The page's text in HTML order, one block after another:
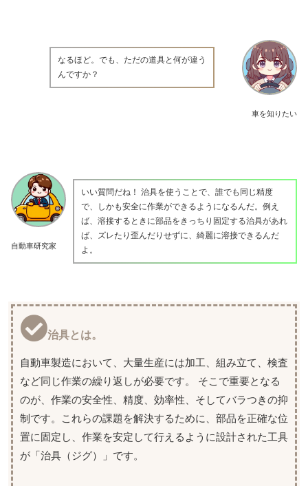
車を知りたい
なるほど。でも、ただの道具と何が違う
んですか？
自動車研究家
いい質問だね！ 治具を使うことで、誰でも同じ精度
で、しかも安全に作業ができるようになるんだ。例え
ば、溶接するときに部品をきっちり固定する治具があれ
ば、ズレたり歪んだりせずに、綺麗に溶接できるんだ
よ。
治具とは。
自動車製造において、大量生産には加工、組み立て、検査
など同じ作業の繰り返しが必要です。 そこで重要となる
のが、作業の安全性、精度、効率性、そしてバラつきの抑
制です。これらの課題を解決するために、部品を正確な位
置に固定し、作業を安定して行えるように設計された工具
が「治具（ジグ）」です。